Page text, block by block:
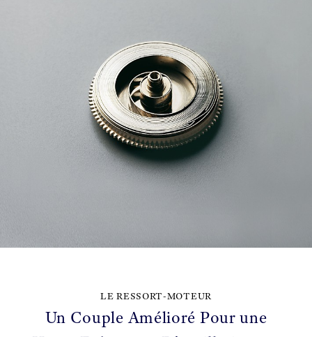
LE RESSORT-MOTEUR
Un Couple Amélioré Pour une